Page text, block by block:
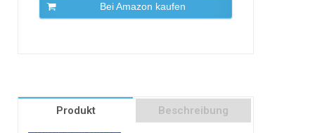
Bei Amazon kaufen
Produkt Beschreibung